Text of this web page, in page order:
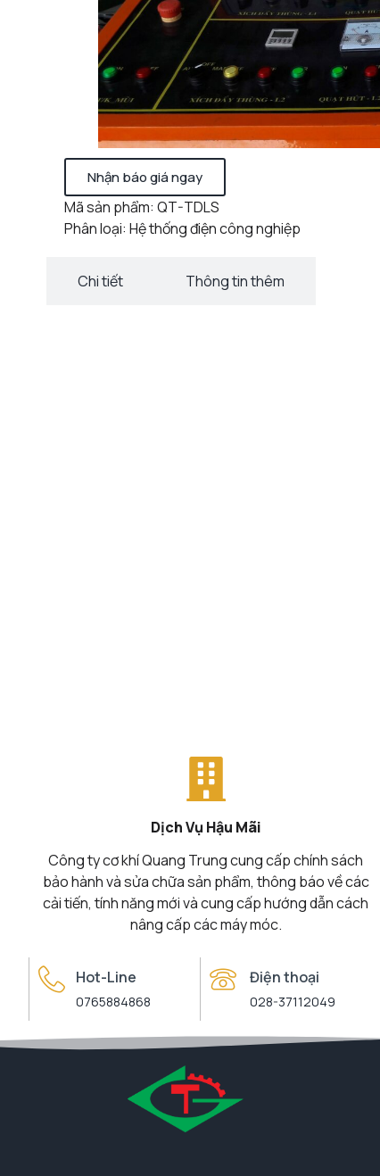
Nhận báo giá ngay
Mã sản phẩm: QT-TDLS
Phân loại: Hệ thống điện công nghiệp
Chi tiết Thông tin thêm
Dịch Vụ Hậu Mãi
Công ty cơ khí Quang Trung cung cấp chính sách
bảo hành và sửa chữa sản phẩm, thông báo về các
cải tiến, tính năng mới và cung cấp hướng dẫn cách
nâng cấp các máy móc.
Hot-Line
0765884868
Điện thoại
028-37112049